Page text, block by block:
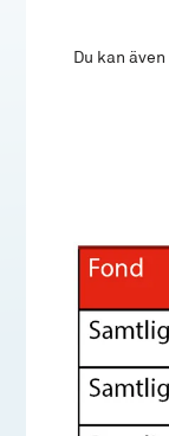
Du kan även